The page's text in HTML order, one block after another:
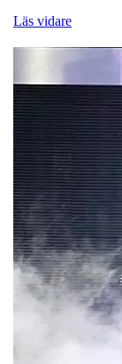
Läs vidare